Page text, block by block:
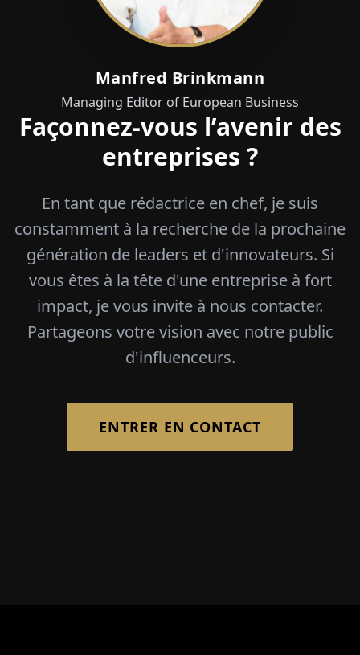
Manfred Brinkmann
Managing Editor of European Business
Façonnez-vous l’avenir des
entreprises ?
En tant que rédactrice en chef, je suis
constamment à la recherche de la prochaine
génération de leaders et d'innovateurs. Si
vous êtes à la tête d'une entreprise à fort
impact, je vous invite à nous contacter.
Partageons votre vision avec notre public
d'influenceurs.
ENTRER EN CONTACT